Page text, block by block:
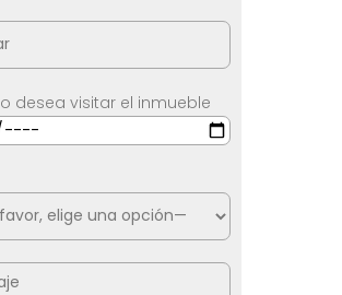
desea visitar el inmueble